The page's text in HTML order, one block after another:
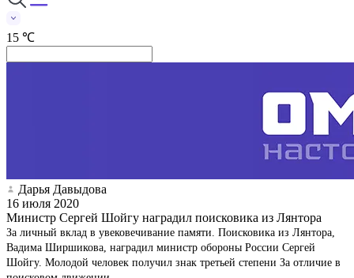
15 ℃
Дарья Давыдова
16 июля 2020
Министр Сергей Шойгу наградил поисковика из Лянтора
За личный вклад в увековечивание памяти. Поисковика из Лянтора,
Вадима Ширшикова, наградил министр обороны России Сергей
Шойгу. Молодой человек получил знак третьей степени За отличие в